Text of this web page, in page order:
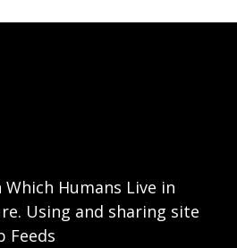
Humans Live in
Using and sharing site
Feeds